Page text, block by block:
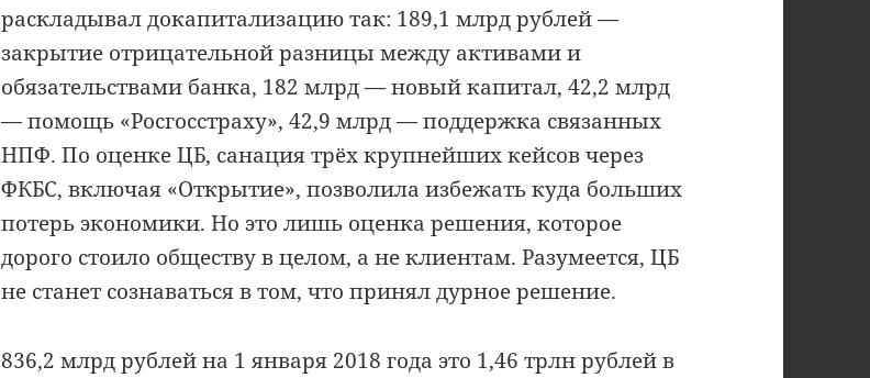
раскладывал докапитализацию так: 189,1 млрд рублей —
закрытие отрицательной разницы между активами и
обязательствами банка, 182 млрд — новый капитал, 42,2 млрд
— помощь «Росгосстраху», 42,9 млрд — поддержка связанных
НПФ. По оценке ЦБ, санация трёх крупнейших кейсов через
ФКБС, включая «Открытие», позволила избежать куда больших
потерь экономики. Но это лишь оценка решения, которое
дорого стоило обществу в целом, а не клиентам. Разумеется, ЦБ
не станет сознаваться в том, что принял дурное решение.
836,2 млрд рублей на 1 января 2018 года это 1,46 трлн рублей в